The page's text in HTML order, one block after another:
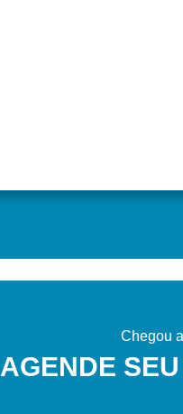
Chegou
AGENDE